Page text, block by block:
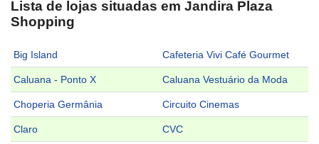
Lista de lojas situadas em Jandira Plaza
Shopping
Big Island Cafeteria Vivi Café Gourmet
Caluana - Ponto X Caluana Vestuário da Moda
Choperia Germânia Circuito Cinemas
Claro CVC